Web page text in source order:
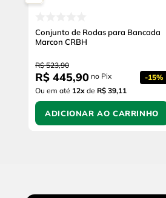
Conjunto de Rodas para Bancada
Marcon CRBH
R$ 523,90
R$ 445,90 no Pix -15%
Ou em até 12x de R$ 39,11
ADICIONAR AO CARRINHO